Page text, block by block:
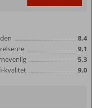
8,4
9,1
5,3
kvalitet
9,0